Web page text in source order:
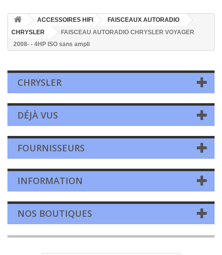
ACCESSOIRES HIFI
FAISCEAUX AUTORADIO
CHRYSLER
FAISCEAU AUTORADIO CHRYSLER VOYAGER
2008- - 4HP ISO sans ampli
CHRYSLER
DÉJÀ VUS
FOURNISSEURS
INFORMATION
NOS BOUTIQUES